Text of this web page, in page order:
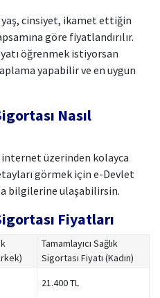
yaş, cinsiyet, ikamet ettiğin
göre fiyatlandırılır.
öğrenmek istiyorsan
yapabilir ve en uygun
Nasıl
internet üzerinden kolayca
görmek için e-Devlet
bilgilerine ulaşabilirsin.
Fiyatları
Tamamlayıcı Sağlık
Sigortası Fiyatı (Kadın)
21.400 TL